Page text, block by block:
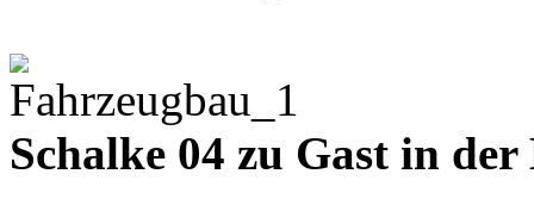
Schalke 04 zu Gast in